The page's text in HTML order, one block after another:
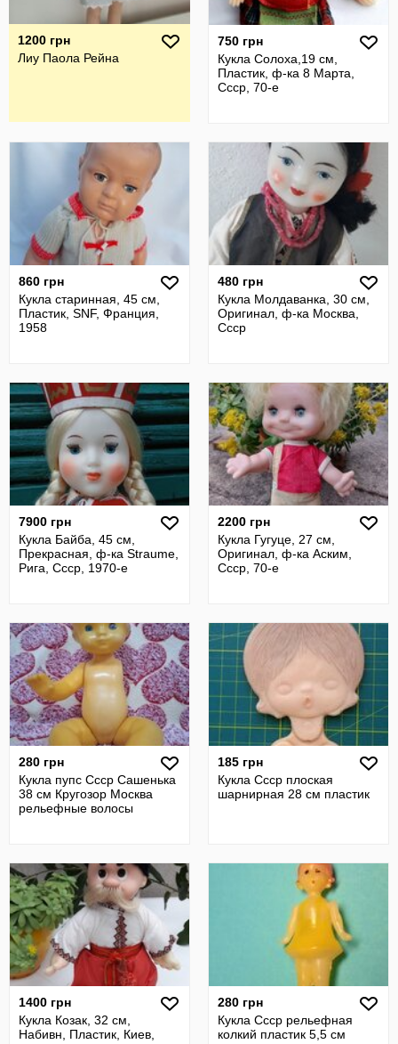
1200 грн
Лиу Паола Рейна
750 грн
Кукла Солоха,19 см,
Пластик, ф-ка 8 Марта,
Ссср, 70-е
860 грн
Кукла старинная, 45 см,
Пластик, SNF, Франция,
1958
480 грн
Кукла Молдаванка, 30 см,
Оригинал, ф-ка Москва,
Ссср
7900 грн
Кукла Байба, 45 см,
Прекрасная, ф-ка Straume,
Рига, Ссср, 1970-е
2200 грн
Кукла Гугуце, 27 см,
Оригинал, ф-ка Аским,
Ссср, 70-е
280 грн
Кукла пупс Ссср Сашенька
38 см Кругозор Москва
рельефные волосы
185 грн
Кукла Ссср плоская
шарнирная 28 см пластик
1400 грн
Кукла Козак, 32 см,
Набивн, Пластик, Киев,
280 грн
Кукла Ссср рельефная
колкий пластик 5,5 см